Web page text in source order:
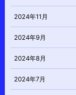
2024年11月
2024年9月
2024年8月
2024年7月